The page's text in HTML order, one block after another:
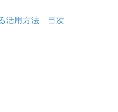
活用方法 目次